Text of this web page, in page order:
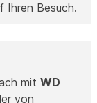
Ihren Besuch.
mit WD
von